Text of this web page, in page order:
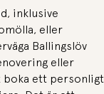
inklusive
eller
Ballingslöv
eller
boka ett personligt